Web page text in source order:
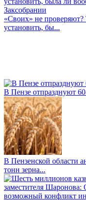
«Своих» не проверяют?
установить, бы...
В Пензе отпразднуют
В Пензенской области
тонн зерна...